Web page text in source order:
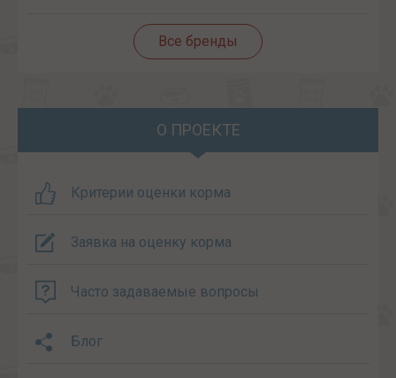
Все бренды
О ПРОЕКТЕ
Критерии оценки корма
Заявка на оценку корма
Часто задаваемые вопросы
Блог